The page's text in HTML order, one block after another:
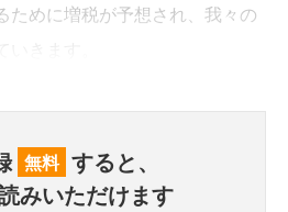
ために増税が予想され、我々の
無料 すると、
みいただけます